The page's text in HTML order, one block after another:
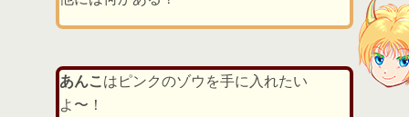
あんこ はピンクのゾウを手に入れたい
よ〜！